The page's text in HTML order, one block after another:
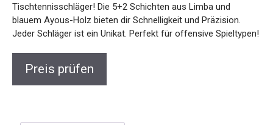
Tischtennisschläger! Die 5+2 Schichten aus Limba und
blauem Ayous-Holz bieten dir Schnelligkeit und Präzision.
Jeder Schläger ist ein Unikat. Perfekt für offensive Spieltypen!
Preis prüfen